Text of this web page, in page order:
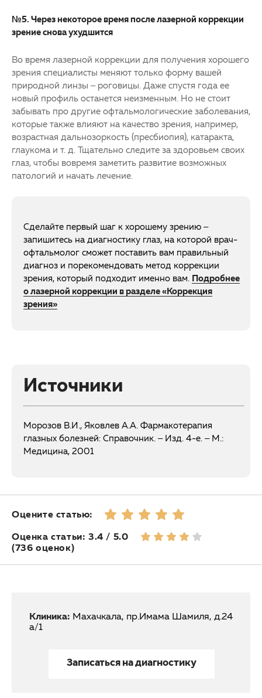
№5. Через некоторое время после лазерной коррекции
зрение снова ухудшится
Во время лазерной коррекции для получения хорошего
зрения специалисты меняют только форму вашей
природной линзы – роговицы. Даже спустя года ее
новый профиль останется неизменным. Но не стоит
забывать про другие офтальмологические заболевания,
которые также влияют на качество зрения, например,
возрастная дальнозоркость (пресбиопия), катаракта,
глаукома и т. д. Тщательно следите за здоровьем своих
глаз, чтобы вовремя заметить развитие возможных
патологий и начать лечение.
Сделайте первый шаг к хорошему зрению –
запишитесь на диагностику глаз, на которой врач-
офтальмолог сможет поставить вам правильный
диагноз и порекомендовать метод коррекции
зрения, который подходит именно вам. Подробнее
о лазерной коррекции в разделе «Коррекция
зрения»
Источники
Морозов В.И., Яковлев А.А. Фармакотерапия
глазных болезней: Справочник. – Изд. 4-е. – М.:
Медицина, 2001
Оцените статью:
Оценка статьи: 3.4 / 5.0
(736 оценок)
Клиника: Махачкала, пр.Имама Шамиля, д.24
а/1
Записаться на диагностику